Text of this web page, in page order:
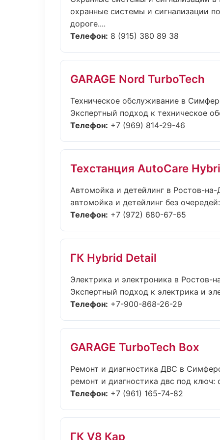
охранные системы и сигнализации
дороге....
Телефон: 8 (915) 380 89 38
GARAGE Nord TurboTech
Техническое обслуживание в
Экспертный подход к техническое
Телефон: +7 (969) 814-29-46
Техстанция AutoCare
Автомойка и детейлинг в Ростов-на-
автомойка и детейлинг без
Телефон: +7 (972) 680-67-65
ГК Hybrid Detail
Электрика и электроника в Ростов-
Экспертный подход к электрика и
Телефон: +7-900-868-26-29
GARAGE TurboTech Box
Ремонт и диагностика ДВС в
ремонт и диагностика двс под ключ:
Телефон: +7 (961) 165-74-82
ГК V8 Кар